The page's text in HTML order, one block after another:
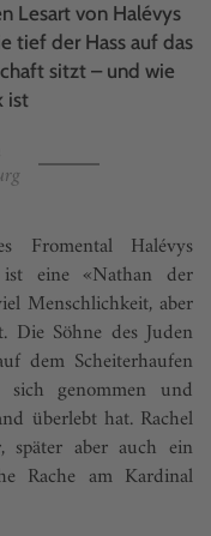
Lesart von Halévys
tief der Hass auf das
sitzt – und wie
ist
Fromental Halévys
eine «Nathan der
Menschlichkeit, aber
Die Söhne des Juden
dem Scheiterhaufen
genommen und
überlebt hat. Rachel
später aber auch ein
Rache am Kardinal